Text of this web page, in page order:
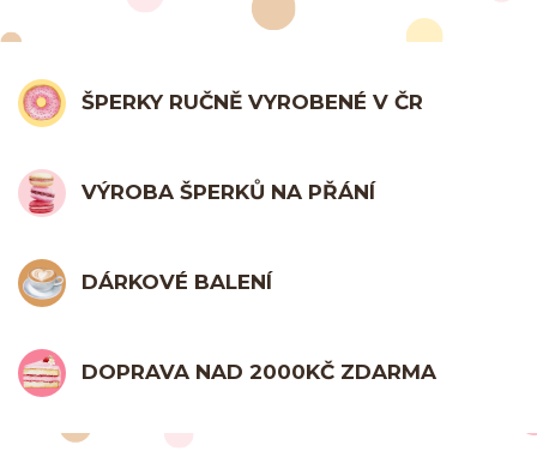
ŠPERKY RUČNĚ VYROBENÉ V ČR
VÝROBA ŠPERKŮ NA PŘÁNÍ
DÁRKOVÉ BALENÍ
DOPRAVA NAD 2000KČ ZDARMA